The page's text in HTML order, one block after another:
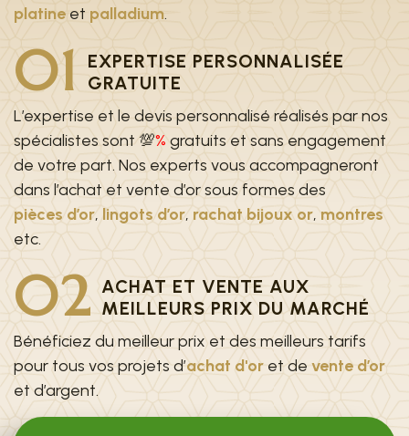
platine et palladium.
01
EXPERTISE PERSONNALISÉE
GRATUITE
L’expertise et le devis personnalisé réalisés par nos
spécialistes sont 💯% gratuits et sans engagement
de votre part. Nos experts vous accompagneront
dans l’achat et vente d’or sous formes des
pièces d’or, lingots d’or, rachat bijoux or, montres
etc.
02 ACHAT ET VENTE AUX
MEILLEURS PRIX DU MARCHÉ
Bénéficiez du meilleur prix et des meilleurs tarifs
pour tous vos projets d’achat d'or et de vente d’or
et d’argent.